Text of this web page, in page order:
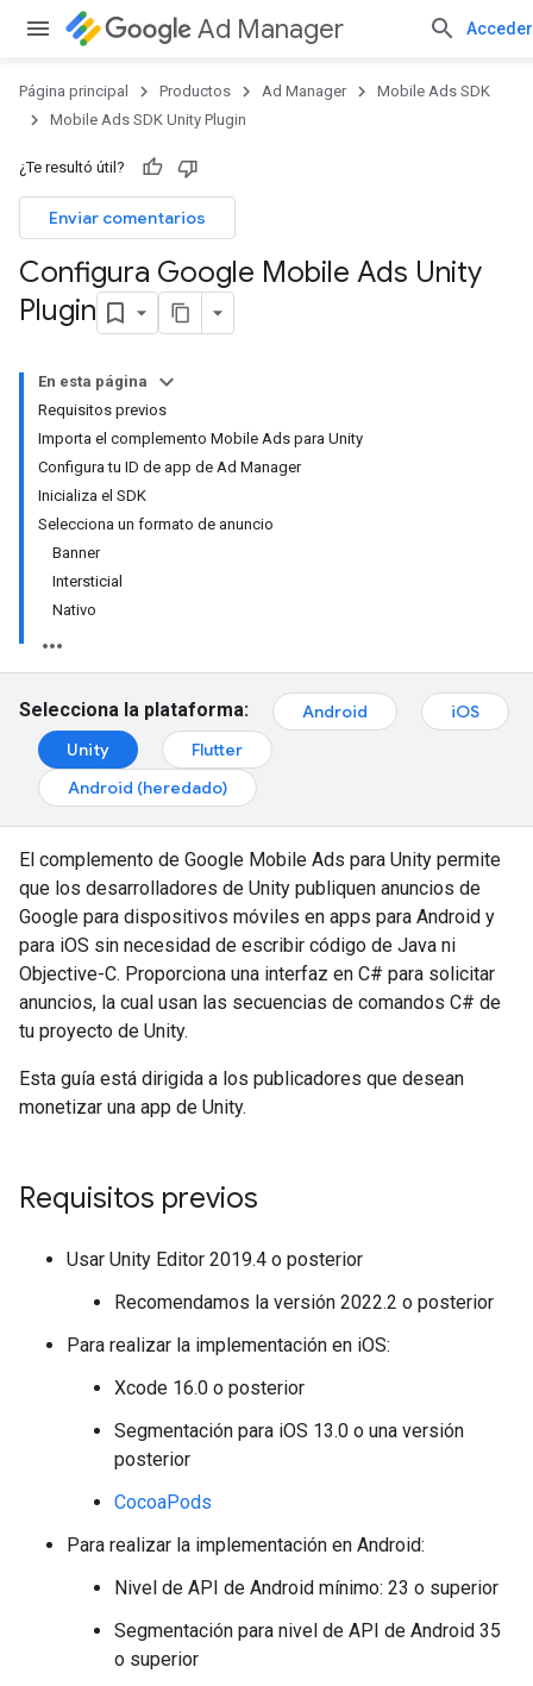
Ad Manager Acceder
Página principal Productos Ad Manager
Mobile Ads SDK
Mobile Ads SDK Unity Plugin
¿Te resultó útil?
Enviar comentarios
Configura Google Mobile Ads Unity
Plugin
En esta página
Requisitos previos
Importa el complemento Mobile Ads para Unity
Configura tu ID de app de Ad Manager
Inicializa el SDK
Selecciona un formato de anuncio
Banner
Intersticial
Nativo
Selecciona la plataforma: Android
iOS
Unity
Flutter
Android (heredado)
El complemento de Google Mobile Ads para Unity permite
que los desarrolladores de Unity publiquen anuncios de
Google para dispositivos móviles en apps para Android y
para iOS sin necesidad de escribir código de Java ni
Objective-C. Proporciona una interfaz en C# para solicitar
anuncios, la cual usan las secuencias de comandos C# de
tu proyecto de Unity.
Esta guía está dirigida a los publicadores que desean
monetizar una app de Unity.
Requisitos previos
Usar Unity Editor 2019.4 o posterior
Recomendamos la versión 2022.2 o posterior
Para realizar la implementación en iOS:
Xcode 16.0 o posterior
Segmentación para iOS 13.0 o una versión
posterior
CocoaPods
Para realizar la implementación en Android:
Nivel de API de Android mínimo: 23 o superior
Segmentación para nivel de API de Android 35
o superior